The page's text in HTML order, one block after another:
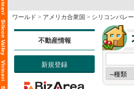
ワールド > アメリカ合衆国 > シリコンバレー
不動産情報
新規登録